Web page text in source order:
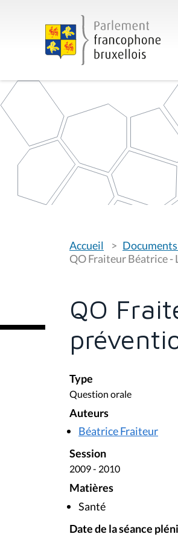
o
u
s
s
:
Accueil
QO Fraiteur Béatrice -
QO
Type
Question orale
Auteurs
Béatrice Fraiteur
Session
2009 - 2010
Matières
Santé
Date de la séance